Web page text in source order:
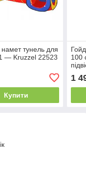
тунель для
— Kruzzel 22523
Купити
100
1